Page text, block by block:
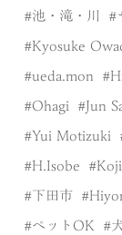
池・滝・川
Kyosuke
ueda.mon
Ohagi Jun
Yui Motizuki
H.Isobe
下田市
ペットOK